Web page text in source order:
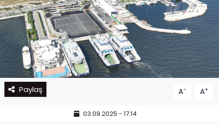
Paylaş A- A+
03.09.2025 - 17:14